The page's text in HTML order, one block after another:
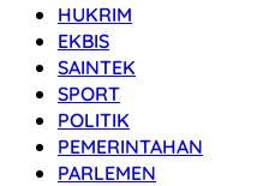
HUKRIM
EKBIS
SAINTEK
SPORT
POLITIK
PEMERINTAHAN
PARLEMEN